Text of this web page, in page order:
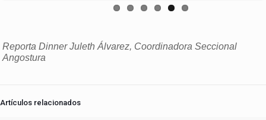
Reporta Dinner Juleth Álvarez, Coordinadora Seccional
Angostura
Artículos relacionados